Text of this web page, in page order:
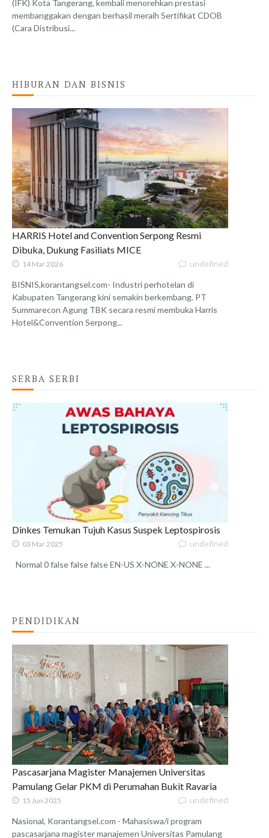
(IFK) Kota Tangerang, kembali menorehkan prestasi
membanggakan dengan berhasil meraih Sertifikat CDOB
(Cara Distribusi...
HIBURAN DAN BISNIS
HARRIS Hotel and Convention Serpong Resmi
Dibuka, Dukung Fasiliats MICE
14 Mar 2026 undefined
BISNIS,korantangsel.com- Industri perhotelan di
Kabupaten Tangerang kini semakin berkembang. PT
Summarecon Agung TBK secara resmi membuka Harris
Hotel&Convention Serpong...
SERBA SERBI
Dinkes Temukan Tujuh Kasus Suspek Leptospirosis
03 Mar 2025 undefined
Normal 0 false false false EN-US X-NONE X-NONE ...
PENDIDIKAN
Pascasarjana Magister Manajemen Universitas
Pamulang Gelar PKM di Perumahan Bukit Ravaria
15 Jun 2025 undefined
Nasional, Korantangsel.com - Mahasiswa/i program
pascasarjana magister manajemen Universitas Pamulang